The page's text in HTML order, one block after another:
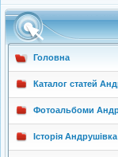
Головна
Каталог статей
Фотоальбоми
Історія Андрушівка